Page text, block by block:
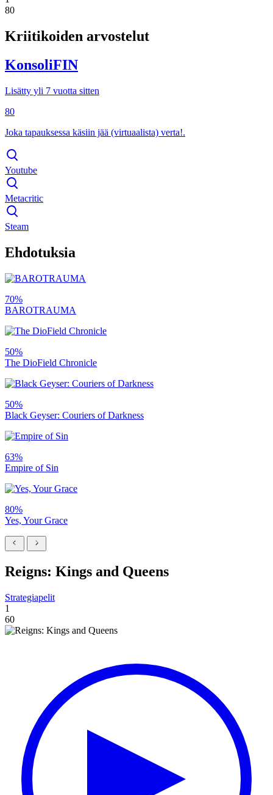
80
Kriitikoiden arvostelut
KonsoliFIN
Lisätty yli 7 vuotta sitten
80
Joka tapauksessa käsiin jää (virtuaalista) verta!.
Youtube
Metacritic
Steam
Ehdotuksia
70%
BAROTRAUMA
50%
The DioField Chronicle
50%
Black Geyser: Couriers of Darkness
63%
Empire of Sin
80%
Yes, Your Grace
Reigns: Kings and Queens
Strategiapelit
1
60